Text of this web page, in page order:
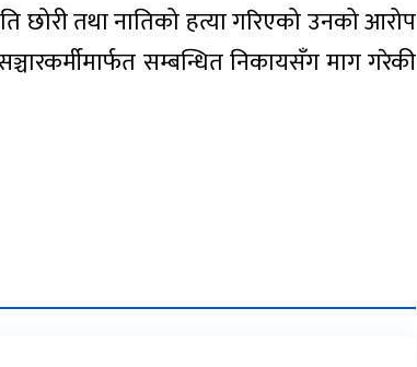
छोरी तथा नातिको हत्या गरिएको उनको आरोप
सम्बन्धित निकायसँग माग गरेकी